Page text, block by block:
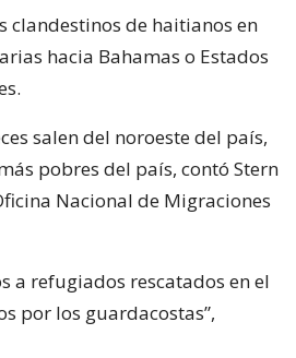
clandestinos de haitianos en
hacia Bahamas o Estados
salen del noroeste del país,
pobres del país, contó Stern
Nacional de Migraciones
a refugiados rescatados en el
por los guardacostas”,